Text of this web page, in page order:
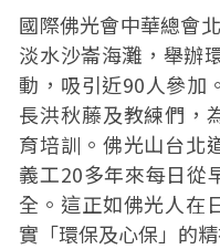
國際佛光會中華總會
淡水沙崙海灘，舉辦
動，吸引近90人參加
長洪秋藤及教練們，
育培訓。佛光山台北
義工20多年來每日從
全。這正如佛光人在
實「環保及心保」的精